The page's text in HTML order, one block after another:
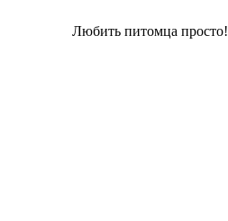
Любить питомца просто!